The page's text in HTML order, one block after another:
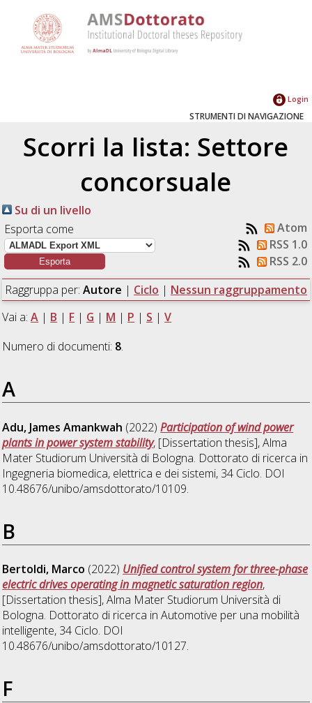
Login
STRUMENTI DI NAVIGAZIONE
Scorri la lista: Settore
concorsuale
Su di un livello
Esporta come
Atom
RSS 1.0
RSS 2.0
Raggruppa per: Autore | Ciclo | Nessun raggruppamento
Vai a:A | B | F | G | M | P | S |V
Numero di documenti: 8.
A
Adu, James Amankwah (2022)Participation of wind power
plants in power system stability, [Dissertation thesis], Alma
Mater Studiorum Università di Bologna. Dottorato di ricerca in
Ingegneria biomedica, elettrica e dei sistemi, 34 Ciclo. DOI
10.48676/unibo/amsdottorato/10109.
B
Bertoldi, Marco (2022) Unified control system for three-phase
electric drives operating in magnetic saturation region,
[Dissertation thesis], Alma Mater Studiorum Università di
Bologna. Dottorato di ricerca inAutomotive per una mobilità
intelligente, 34 Ciclo. DOI
10.48676/unibo/amsdottorato/10127.
F